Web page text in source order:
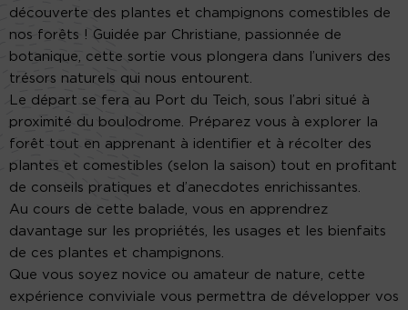
découverte des plantes et champignons comestibles de
nos forêts ! Guidée par Christiane, passionnée de
botanique, cette sortie vous plongera dans l’univers des
trésors naturels qui nous entourent.
Le départ se fera au Port du Teich, sous l’abri situé à
proximité du boulodrome. Préparez vous à explorer la
forêt tout en apprenant à identifier et à récolter des
plantes et comestibles (selon la saison) tout en profitant
de conseils pratiques et d’anecdotes enrichissantes.
Au cours de cette balade, vous en apprendrez
davantage sur les propriétés, les usages et les bienfaits
de ces plantes et champignons.
Que vous soyez novice ou amateur de nature, cette
expérience conviviale vous permettra de développer vos